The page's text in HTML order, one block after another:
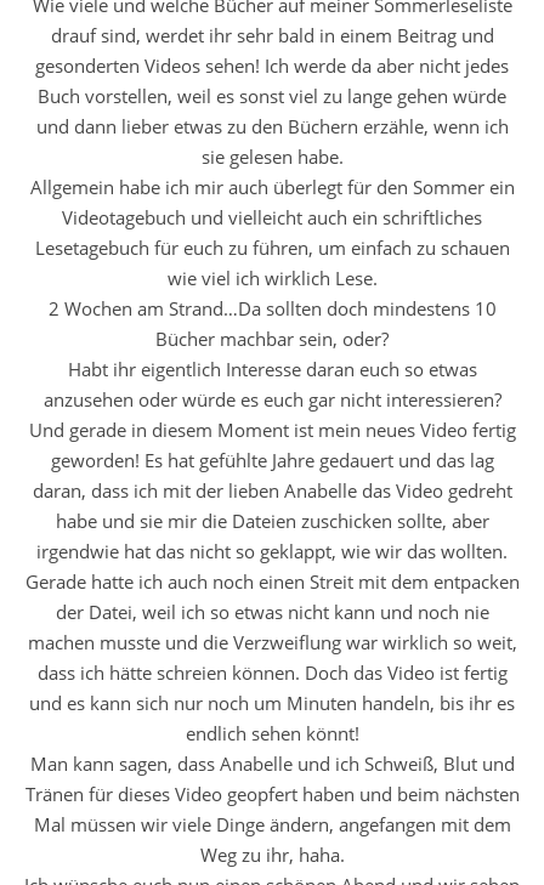
Wie viele und welche Bücher auf meiner Sommerleseliste
drauf sind, werdet ihr sehr bald in einem Beitrag und
gesonderten Videos sehen! Ich werde da aber nicht jedes
Buch vorstellen, weil es sonst viel zu lange gehen würde
und dann lieber etwas zu den Büchern erzähle, wenn ich
sie gelesen habe.
Allgemein habe ich mir auch überlegt für den Sommer ein
Videotagebuch und vielleicht auch ein schriftliches
Lesetagebuch für euch zu führen, um einfach zu schauen
wie viel ich wirklich Lese.
2 Wochen am Strand…Da sollten doch mindestens 10
Bücher machbar sein, oder?
Habt ihr eigentlich Interesse daran euch so etwas
anzusehen oder würde es euch gar nicht interessieren?
Und gerade in diesem Moment ist mein neues Video fertig
geworden! Es hat gefühlte Jahre gedauert und das lag
daran, dass ich mit der lieben Anabelle das Video gedreht
habe und sie mir die Dateien zuschicken sollte, aber
irgendwie hat das nicht so geklappt, wie wir das wollten.
Gerade hatte ich auch noch einen Streit mit dem entpacken
der Datei, weil ich so etwas nicht kann und noch nie
machen musste und die Verzweiflung war wirklich so weit,
dass ich hätte schreien können. Doch das Video ist fertig
und es kann sich nur noch um Minuten handeln, bis ihr es
endlich sehen könnt!
Man kann sagen, dass Anabelle und ich Schweiß, Blut und
Tränen für dieses Video geopfert haben und beim nächsten
Mal müssen wir viele Dinge ändern, angefangen mit dem
Weg zu ihr, haha.